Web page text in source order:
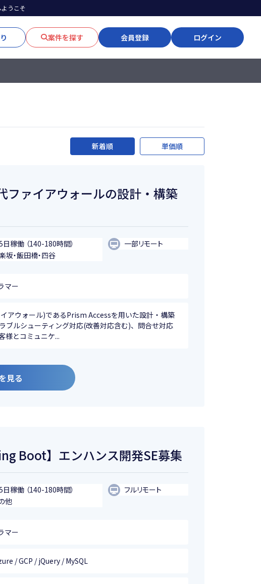
うこそ
案件を探す 会員登録 ログイン
新着順 単価順
ファイアウォールの設計・構築
日稼働 （140-180時間）
一部リモート
坂・飯田橋・四谷
マー
アウォール)であるPrism Accessを用いた設計・構築
ブルシューティング対応(改善対応含む)、問合せ対応
様とコミュニケ...
見る
Boot】エンハンス開発SE募集
日稼働 （140-180時間）
フルリモート
他
マー
/ GCP / jQuery / MySQL